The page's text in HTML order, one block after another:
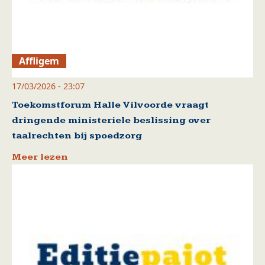
Affligem
17/03/2026 - 23:07
Toekomstforum Halle Vilvoorde vraagt
dringende ministeriele beslissing over
taalrechten bij spoedzorg
Meer lezen